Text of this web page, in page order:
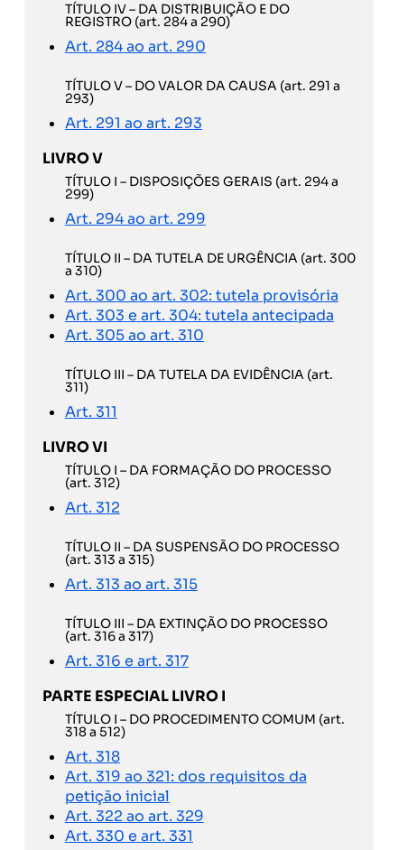
TÍTULO IV – DA DISTRIBUIÇÃO E DO
REGISTRO (art. 284 a 290)
Art. 284 ao art. 290
TÍTULO V – DO VALOR DA CAUSA (art. 291 a
293)
Art. 291 ao art. 293
LIVRO V
TÍTULO I – DISPOSIÇÕES GERAIS (art. 294 a
299)
Art. 294 ao art. 299
TÍTULO II – DA TUTELA DE URGÊNCIA (art. 300
a 310)
Art. 300 ao art. 302: tutela provisória
Art. 303 e art. 304: tutela antecipada
Art. 305 ao art. 310
TÍTULO III – DA TUTELA DA EVIDÊNCIA (art.
311)
Art. 311
LIVRO VI
TÍTULO I – DA FORMAÇÃO DO PROCESSO
(art. 312)
Art. 312
TÍTULO II – DA SUSPENSÃO DO PROCESSO
(art. 313 a 315)
Art. 313 ao art. 315
TÍTULO III – DA EXTINÇÃO DO PROCESSO
(art. 316 a 317)
Art. 316 e art. 317
PARTE ESPECIAL LIVRO I
TÍTULO I – DO PROCEDIMENTO COMUM (art.
318 a 512)
Art. 318
Art. 319 ao 321: dos requisitos da
petição inicial
Art. 322 ao art. 329
Art. 330 e art. 331